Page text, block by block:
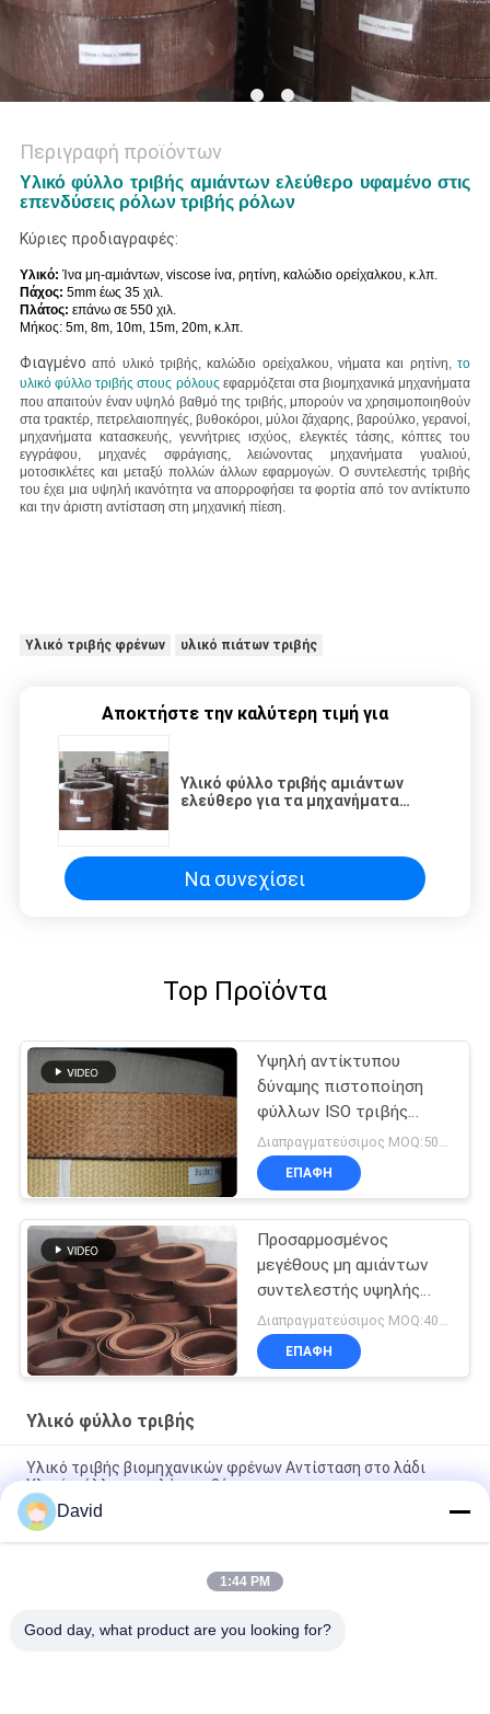
Περιγραφή προϊόντων
Υλικό φύλλο τριβής αμιάντων ελεύθερο υφαμένο στις
επενδύσεις ρόλων τριβής ρόλων
Κύριες προδιαγραφές:
Υλικό: Ίνα μη-αμιάντων, viscose ίνα, ρητίνη, καλώδιο ορείχαλκου, κ.λπ.
Πάχος: 5mm έως 35 χιλ.
Πλάτος: επάνω σε 550 χιλ.
Μήκος: 5m, 8m, 10m, 15m, 20m, κ.λπ.
Φιαγμένο από υλικό τριβής, καλώδιο ορείχαλκου, νήματα και ρητίνη, το
υλικό φύλλο τριβής στους ρόλους εφαρμόζεται στα βιομηχανικά μηχανήματα
που απαιτούν έναν υψηλό βαθμό της τριβής, μπορούν να χρησιμοποιηθούν
στα τρακτέρ, πετρελαιοπηγές, βυθοκόροι, μύλοι ζάχαρης, βαρούλκο, γερανοί,
μηχανήματα κατασκευής, γεννήτριες ισχύος, ελεγκτές τάσης, κόπτες του
εγγράφου, μηχανές σφράγισης, λειώνοντας μηχανήματα γυαλιού,
μοτοσικλέτες και μεταξύ πολλών άλλων εφαρμογών.Ο συντελεστής τριβής
του έχει μια υψηλή ικανότητα να απορροφήσει τα φορτία από τον αντίκτυπο
και την άριστη αντίσταση στη μηχανική πίεση.
Υλικό τριβής φρένων υλικό πιάτων τριβής
Αποκτήστε την καλύτερη τιμή για
Υλικό φύλλο τριβής αμιάντων
ελεύθερο για τα μηχανήματα
Να συνεχίσει
Top Προϊόντα
Υψηλή αντίκτυπου
δύναμης πιστοποίηση
φύλλων ISO τριβής
υλική
Διαπραγματεύσιμος MOQ:500 κλ
ΕΠΑΦΉ
Προσαρμοσμένος
μεγέθους μη αμιάντων
συντελεστής υψηλής
τριβής τριβής υλικός
ΕΠΑΦΉ
Υλικό φύλλο τριβής
Υλικό τριβής βιομηχανικών φρένων Αντίσταση στο λάδι
Υλικό φύλλου υψηλής τριβής
Υφαμένη ρητίνη Viscose φύλλων τριβής υλική ίνα με τα
καλώδια ορείχαλκου
Υλική τριβή φύλλων τριβής τρακτέρ βαρούλκων βαρούλκων
David
1:44 PM
Good day, what product are you looking for?